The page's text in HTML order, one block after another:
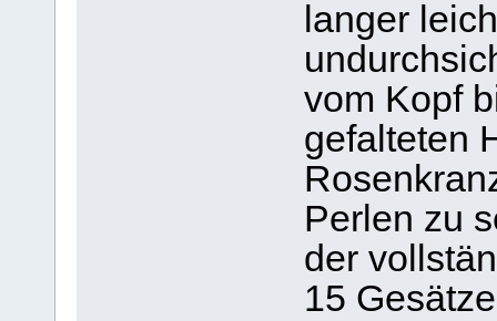
langer
vom Kopf
gefalteten
Perlen zu
der
15